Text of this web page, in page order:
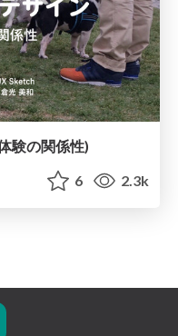
験の関係性)
6 2.3k